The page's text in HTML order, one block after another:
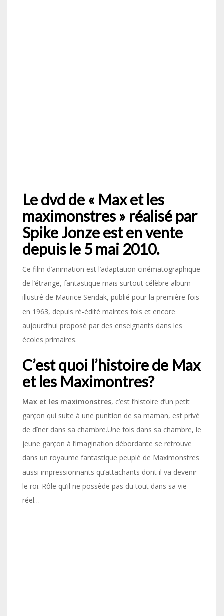
Le dvd de « Max et les
maximonstres » réalisé par
Spike Jonze est en vente
depuis le 5 mai 2010.
Ce film d’animation est l’adaptation cinématographique
de l’étrange, fantastique mais surtout célèbre album
illustré de Maurice Sendak, publié pour la première fois
en 1963, depuis ré-édité maintes fois et encore
aujourd’hui proposé par des enseignants dans les
écoles primaires.
C’est quoi l’histoire de Max
et les Maximontres?
Max et les maximonstres, c’est l’histoire d’un petit
garçon qui suite à une punition de sa maman, est privé
de dîner dans sa chambre.Une fois dans sa chambre, le
jeune garçon à l’imagination débordante se retrouve
dans un royaume fantastique peuplé de Maximonstres
aussi impressionnants qu’attachants dont il va devenir
le roi. Rôle qu’il ne possède pas du tout dans sa vie
réel…